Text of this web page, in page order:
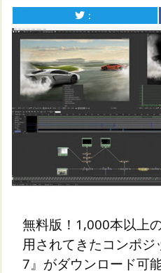
：
無料版！1,000本以上
用されてきたコンポ
7』がダウンロード可